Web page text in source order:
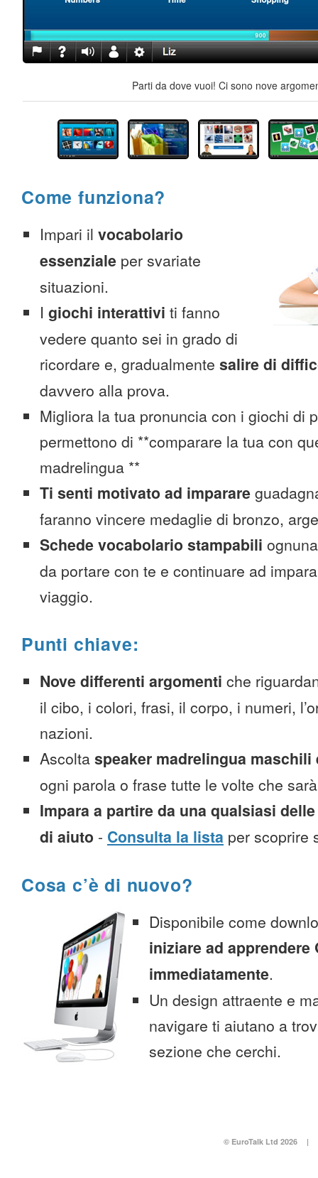
Parti da dove vuoi! Ci sono nove
Come funziona?
Impari il vocabolario
essenziale per svariate
situazioni.
I giochi interattivi ti fanno
vedere quanto sei in grado di
ricordare e, gradualmente salire di
davvero alla prova.
Migliora la tua pronuncia con i giochi di
permettono di **comparare la tua con
madrelingua **
Ti senti motivato ad imparare
faranno vincere medaglie di bronzo,
Schede vocabolario stampabili
da portare con te e continuare ad
viaggio.
Punti chiave:
Nove differenti argomenti che
il cibo, i colori, frasi, il corpo, i numeri,
nazioni.
Ascolta speaker madrelingua maschili
ogni parola o frase tutte le volte che
Impara a partire da una qualsiasi
di aiuto - Consulta la lista per scoprire
Cosa c’è di nuovo?
Disponibile come
iniziare ad apprendere
immediatamente.
Un design attraente e
navigare ti aiutano a
sezione che cerchi.
© EuroTalk Ltd 2026 |